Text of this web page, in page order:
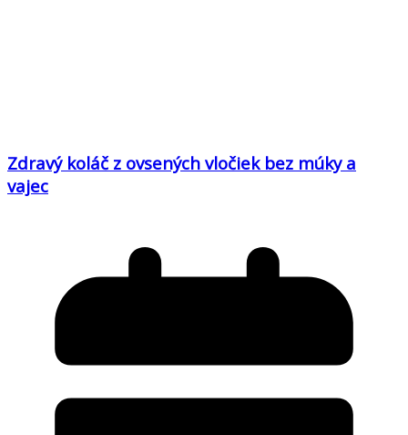
Zdravý koláč z ovsených vločiek bez múky a
vajec